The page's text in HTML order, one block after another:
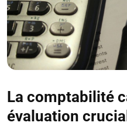
La comptabilité
évaluation